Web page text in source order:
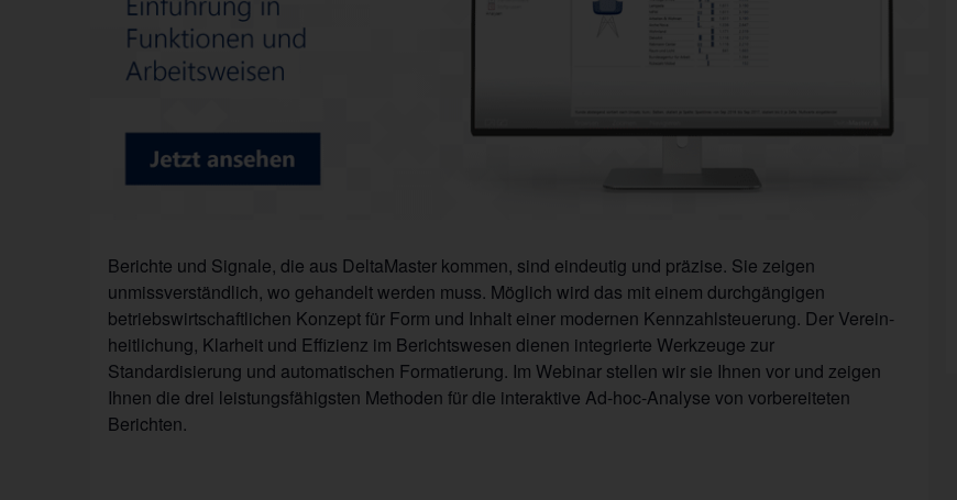
Berichte und Signale, die aus DeltaMaster kommen, sind eindeutig und präzise. Sie zeigen
unmissverständlich, wo gehandelt werden muss. Möglich wird das mit einem durchgängigen
betriebswirtschaftlichen Konzept für Form und Inhalt einer modernen Kennzahlsteuerung. Der Ver­ein­
heit­­li­chung, Klarheit und Effizienz im Berichtswesen dienen integrierte Werkzeuge zur
Standardisierung und automatischen Formatierung. Im Webinar stellen wir sie Ihnen vor und zeigen
Ihnen die drei leistungsfähigsten Methoden für die interaktive Ad-hoc-Analyse von vorbereiteten
Berichten.